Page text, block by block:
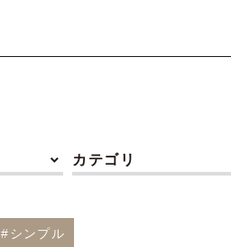
カテゴリ
#シンプル